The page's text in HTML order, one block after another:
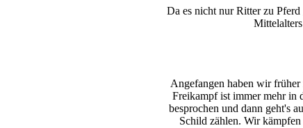
Da es nicht nur Ritter zu
Angefangen haben wir früher
Freikampf ist immer mehr in
besprochen und dann geht's
Schild zählen. Wir